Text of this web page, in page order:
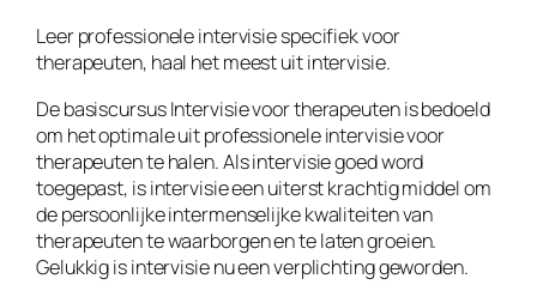
Leer professionele intervisie specifiek voor
therapeuten, haal het meest uit intervisie.
De basiscursus Intervisie voor therapeuten is bedoeld
om het optimale uit professionele intervisie voor
therapeuten te halen. Als intervisie goed word
toegepast, is intervisie een uiterst krachtig middel om
de persoonlijke intermenselijke kwaliteiten van
therapeuten te waarborgen en te laten groeien.
Gelukkig is intervisie nu een verplichting geworden.